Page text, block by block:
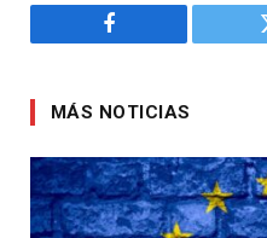
Facebook
MÁS NOTICIAS